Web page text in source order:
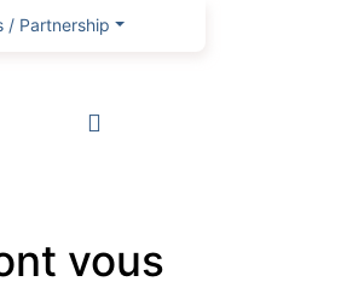
/ Partnership
vous